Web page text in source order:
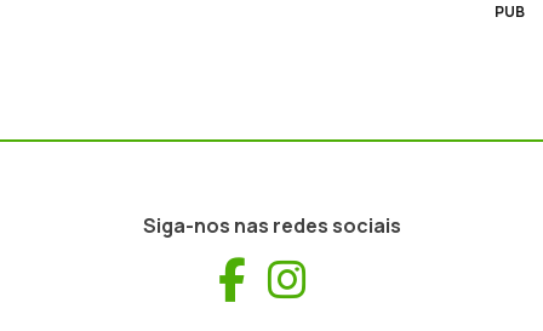
PUB
Siga-nos nas redes sociais
Facebook